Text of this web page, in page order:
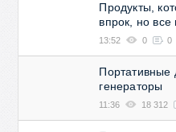
Продукты,
впрок, но все
13:52 0 0
Портативные
генераторы
11:36 18 312